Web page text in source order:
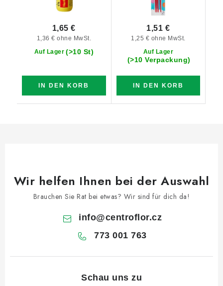
Auf Lager (>10 St)
1,36 € ohne MwSt.
1,65 €
IN DEN KORB
Auf Lager
(>10 Verpackung)
1,25 € ohne MwSt.
1,51 €
IN DEN KORB
Wir helfen Ihnen bei der Auswahl
Brauchen Sie Rat bei etwas? Wir sind für dich da!
info@centroflor.cz
773 001 763